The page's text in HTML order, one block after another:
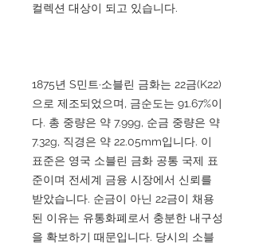
컬렉션 대상이 되고 있습니다.
1875년 S민트·소블린 금화는 22금(K22)
으로 제조되었으며, 금순도는 91.67%이
다. 총 중량은 약 7.99g, 순금 중량은 약
7.32g, 직경은 약 22.05mm입니다. 이
표준은 영국 소블린 금화 공통 국제 표
준이며 전세계 금융 시장에서 신뢰를
받았습니다. 순금이 아닌 22금이 채용
된 이유는 유통화폐로서 충분한 내구성
을 확보하기 때문입니다. 당시의 소블